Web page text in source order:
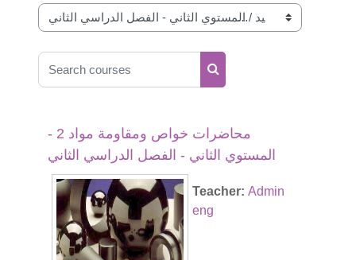
Course categories
Search courses
Search courses
محاضرات خواص ومقاومة مواد 2 -
المستوي الثاني - الفصل الدراسي الثاني
Teacher: Admin
eng